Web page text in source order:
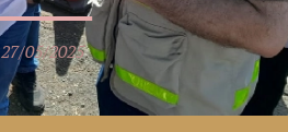
27/05/2025